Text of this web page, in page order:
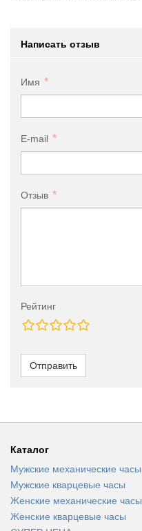
Написать отзыв
Имя
E-mail
Отзыв
Рейтинг
Отправить
Каталог
Мужские механические часы
Мужские кварцевые часы
Женские механические часы
Женские кварцевые часы